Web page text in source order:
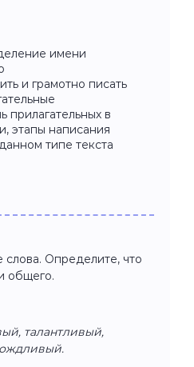
имени
и грамотно писать
прилагательных в
этапы написания
типе текста
слова. Определите, что
общего.
талантливый,